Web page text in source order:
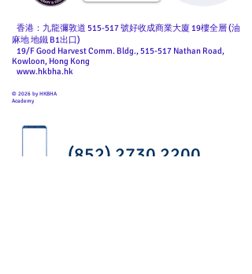
香港：九龍彌敦道 515-517 號好收成商業大廈 19樓全層 (油
麻地 地鐵 B1出口)
19/F Good Harvest Comm. Bldg., 515-517 Nathan Road,
Kowloon, Hong Kong
www.hkbha.hk
© 2026 by HKBHA
Academy
(852) 2730 2200